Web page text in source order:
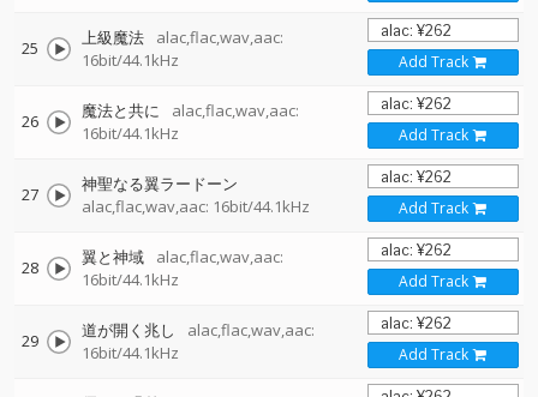
25 上級魔法
alac,flac,wav,aac:
16bit/44.1kHz
Add Track
26 魔法と共に
alac,flac,wav,aac:
16bit/44.1kHz
Add Track
27
神聖なる翼ラードーン
alac,flac,wav,aac: 16bit/44.1kHz
Add Track
28 翼と神域
alac,flac,wav,aac:
16bit/44.1kHz
Add Track
29 道が開く兆し
alac,flac,wav,aac:
16bit/44.1kHz
Add Track